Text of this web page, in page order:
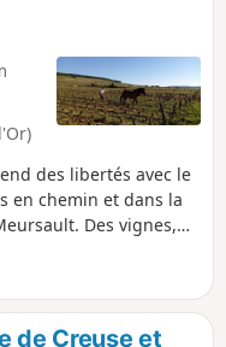
des libertés avec le
en chemin et dans la
Des vignes,
de Creuse et